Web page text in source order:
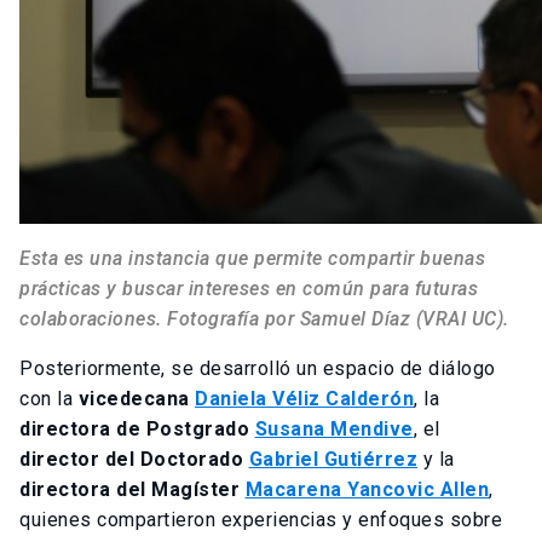
Esta es una instancia que permite compartir buenas
prácticas y buscar intereses en común para futuras
colaboraciones. Fotografía por Samuel Díaz (VRAI UC).
Posteriormente, se desarrolló un espacio de diálogo
con la vicedecana Daniela Véliz Calderón, la
directora de Postgrado Susana Mendive, el
director del Doctorado Gabriel Gutiérrez y la
directora del Magíster Macarena Yancovic Allen,
quienes compartieron experiencias y enfoques sobre